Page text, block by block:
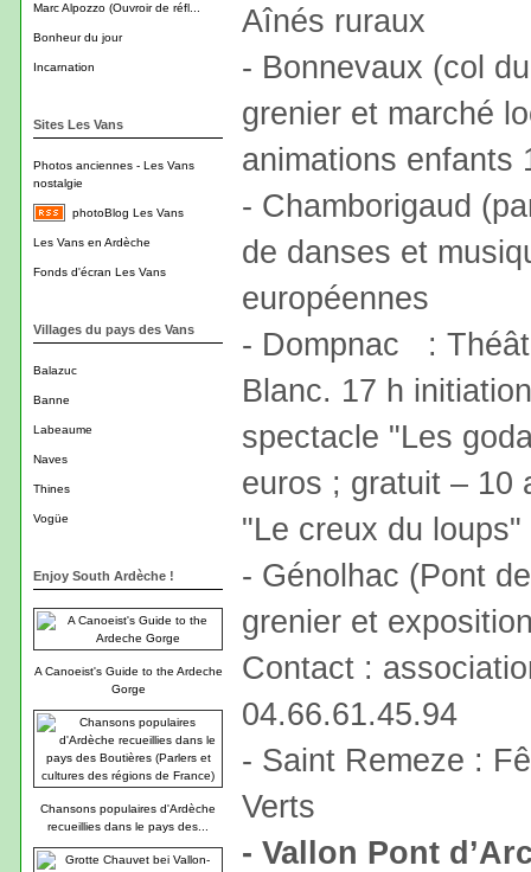
Marc Alpozzo (Ouvroir de réfl...
Bonheur du jour
Incarnation
Sites Les Vans
Photos anciennes - Les Vans
nostalgie
photoBlog Les Vans
Les Vans en Ardèche
Fonds d'écran Les Vans
Villages du pays des Vans
Balazuc
Banne
Labeaume
Naves
Thines
Vogüe
Enjoy South Ardèche !
A Canoeist's Guide to the Ardeche
Gorge
Chansons populaires d'Ardèche
recueillies dans le pays des...
Aînés ruraux
- Bonnevaux (col
grenier et marché
animations enfants
- Chamborigaud
de danses et
européennes
- Dompnac :
Blanc. 17 h
spectacle "Les
euros ; gratuit – 10
"Le creux du loups"
- Génolhac (Pont
grenier et
Contact :
04.66.61.45.94
- Saint Remeze :
Verts
- Vallon Pont